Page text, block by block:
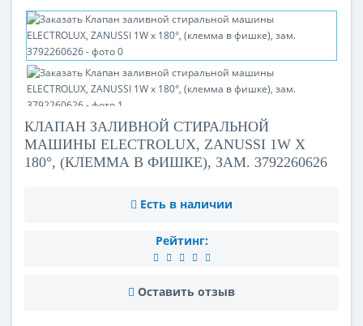
КЛАПАН ЗАЛИВНОЙ СТИРАЛЬНОЙ
МАШИНЫ ELECTROLUX, ZANUSSI 1W X
180°, (КЛЕММА В ФИШКЕ), ЗАМ. 3792260626
Есть в наличии
Рейтинг:
Оставить отзыв